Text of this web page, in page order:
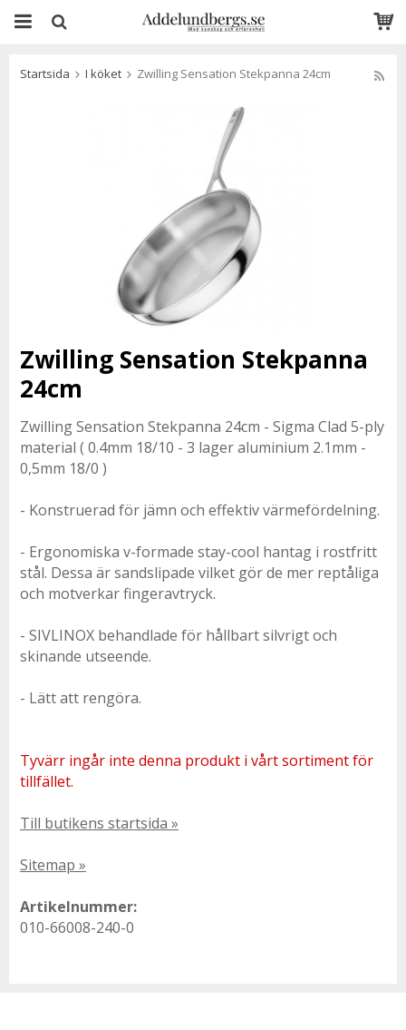
Startsida I köket Zwilling Sensation Stekpanna 24cm
Zwilling Sensation Stekpanna
24cm
Zwilling Sensation Stekpanna 24cm - Sigma Clad 5-ply
material ( 0.4mm 18/10 - 3 lager aluminium 2.1mm -
0,5mm 18/0 )
- Konstruerad för jämn och effektiv värmefördelning.
- Ergonomiska v-formade stay-cool hantag i rostfritt
stål. Dessa är sandslipade vilket gör de mer reptåliga
och motverkar fingeravtryck.
- SIVLINOX behandlade för hållbart silvrigt och
skinande utseende.
- Lätt att rengöra.
Tyvärr ingår inte denna produkt i vårt sortiment för
tillfället.
Till butikens startsida »
Sitemap »
Artikelnummer:
010-66008-240-0